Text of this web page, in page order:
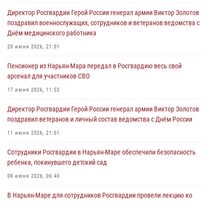
Директор Росгвардии Герой России генерал армии Виктор Золотов
поздравил военнослужащих, сотрудников и ветеранов ведомства с
Днём медицинского работника
20 июня 2026, 21:01
Пенсионер из Нарьян-Мара передал в Росгвардию весь свой
арсенал для участников СВО
17 июня 2026, 11:53
Директор Росгвардии Герой России генерал армии Виктор Золотов
поздравил ветеранов и личный состав ведомства с Днём России
11 июня 2026, 21:01
Сотрудники Росгвардии в Нарьян-Маре обеспечили безопасность
ребенка, покинувшего детский сад
09 июня 2026, 06:40
В Нарьян-Маре для сотрудников Росгвардии провели лекцию ко